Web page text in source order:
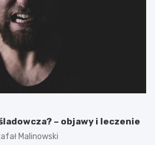
– objawy i leczenie
Malinowski